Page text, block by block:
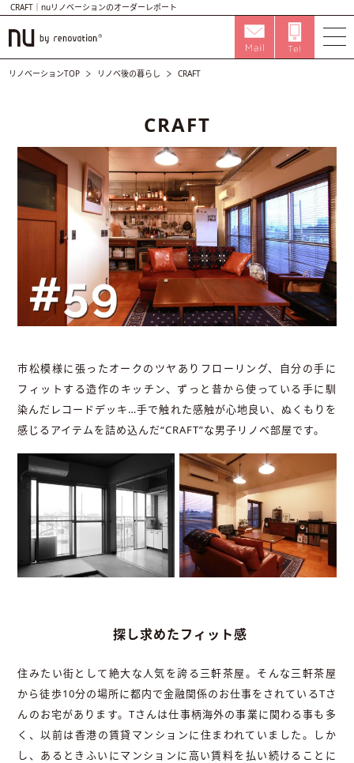
CRAFT｜nuリノベーションのオーダーレポート
リノベーションTOP リノベ後の暮らし CRAFT
CRAFT
市松模様に張ったオークのツヤありフローリング、自分の手に
フィットする造作のキッチン、ずっと昔から使っている手に馴
染んだレコードデッキ…手で触れた感触が心地良い、ぬくもりを
感じるアイテムを詰め込んだ“CRAFT”な男子リノベ部屋です。
探し求めたフィット感
住みたい街として絶大な人気を誇る三軒茶屋。そんな三軒茶屋
から徒歩10分の場所に都内で金融関係のお仕事をされているTさ
んのお宅があります。Tさんは仕事柄海外の事業に関わる事も多
く、以前は香港の賃貸マンションに住まわれていました。しか
し、あるときふいにマンションに高い賃料を払い続けることに